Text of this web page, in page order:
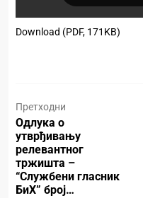
Download (PDF, 171KB)
Претходни
Одлука о
утврђивању
релевантног
тржишта –
“Службени гласник
БиХ” број…